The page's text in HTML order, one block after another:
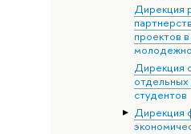
Дирекция
проектов
Дирекция
отдельных
студентов
Дирекция